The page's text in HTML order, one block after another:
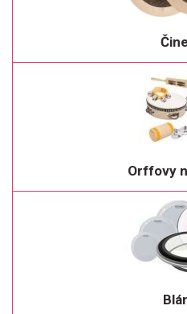
Orffovy